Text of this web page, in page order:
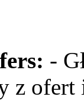
-
z ofert